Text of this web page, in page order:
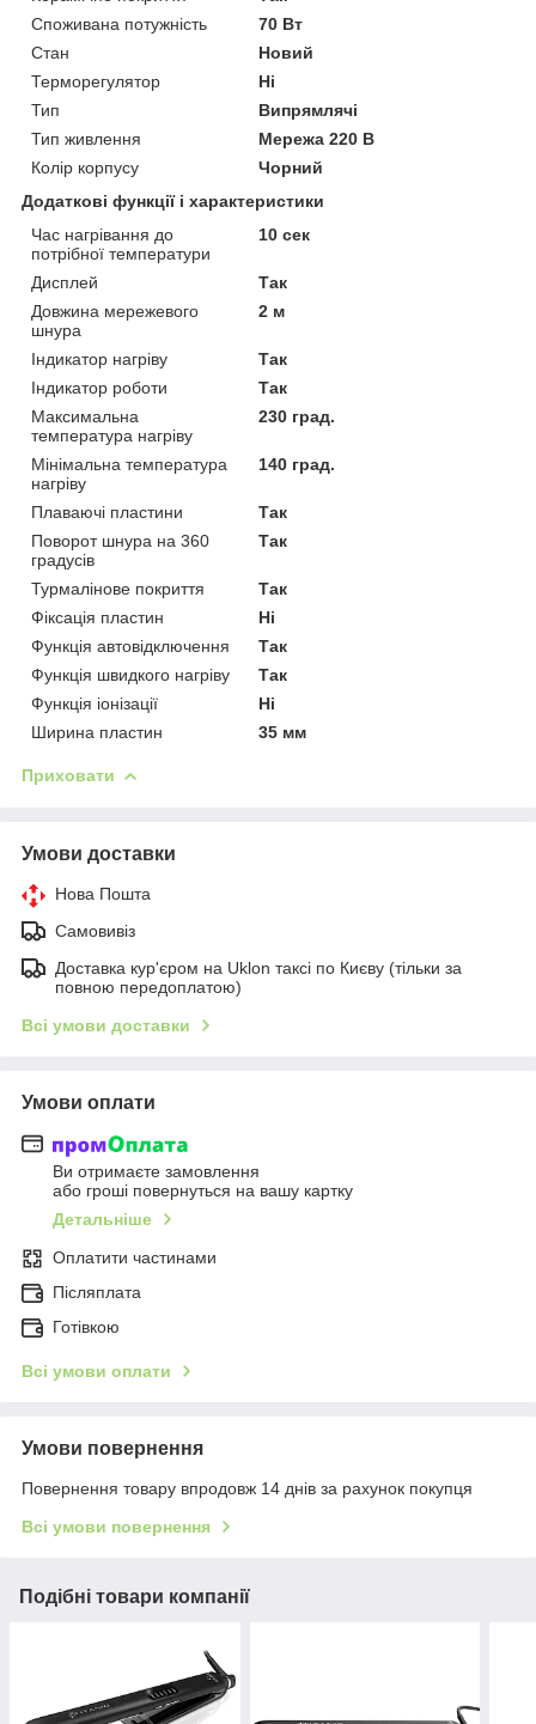
Споживана потужність
70 Вт
Стан
Новий
Терморегулятор
Ні
Тип
Випрямлячі
Тип живлення
Мережа 220 В
Колір корпусу
Чорний
Додаткові функції і характеристики
Час нагрівання до
потрібної температури
10 сек
Дисплей
Так
Довжина мережевого
шнура
2 м
Індикатор нагріву
Так
Індикатор роботи
Так
Максимальна
температура нагріву
230 град.
Мінімальна температура
нагріву
140 град.
Плаваючі пластини
Так
Поворот шнура на 360
градусів
Так
Турмалінове покриття
Так
Фіксація пластин
Ні
Функція автовідключення
Так
Функція швидкого нагріву
Так
Функція іонізації
Ні
Ширина пластин
35 мм
Приховати
Умови доставки
Нова Пошта
Самовивіз
Доставка кур'єром на Uklon таксі по Києву (тільки за
повною передоплатою)
Всі умови доставки
Умови оплати
Ви отримаєте замовлення
або гроші повернуться на вашу картку
Детальніше
Оплатити частинами
Післяплата
Готівкою
Всі умови оплати
Умови повернення
Повернення товару впродовж 14 днів за рахунок покупця
Всі умови повернення
Подібні товари компанії